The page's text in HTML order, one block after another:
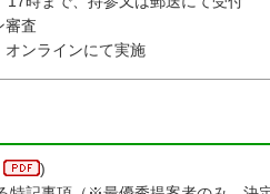
審査
ンラインにて実施
)